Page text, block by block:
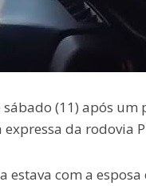
(11) após
da rodovia
estava com a